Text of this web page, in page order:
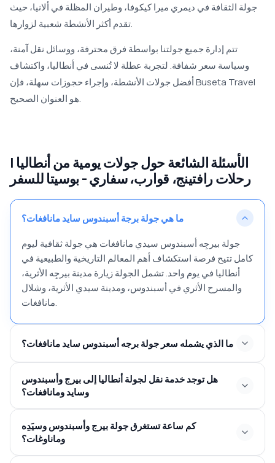
جولة الثقافة في ديمري ميرا كيكوفا، وطيران المظلة في ألانيا، حيث
تقدم أكثر الأنشطة شعبية لزوارها.
تتم إدارة جميع جولتنا بواسطة فرق محترفة، ووسائل نقل آمنة،
وسياسة سعر شفافة. لتجربة عطلة لا تُنسى في أنطاليا، واكتشاف
أفضل جولات الأنشطة، وإجراء حجوزات سهلة، فإن Buseta Travel
هو العنوان الصحيح.
الأسئلة الشائعة حول جولات يومية من أنطاليا |
رحلات رافتينج، قوارب، سفاري - بوسيتا للسفر
ما هي جولة برجة أسبندوس سايد مانافغات؟
جولة بيرجِه أسبندوس سيدي مانافغات هي جولة ثقافية ليوم
كامل تتيح فرصة استكشاف أهم المعالم التاريخية والطبيعية في
أنطاليا في يوم واحد. تشمل الجولة زيارة مدينة بيرجِه الأثرية،
والمسرح الأثري في أسبندوس، ومدينة سيدي الأثرية، وشلال
مانافغات.
ما الذي يشمله سعر جولة برجه أسبندوس سايد مانافغات؟
هل توجد خدمة نقل لجولة أنطاليا إلى بيرج وأسبندوس
وسايد ومانافغات؟
كم ساعة تستغرق جولة بيرج وأسبندوس وسيَدِه
وماناوغات؟